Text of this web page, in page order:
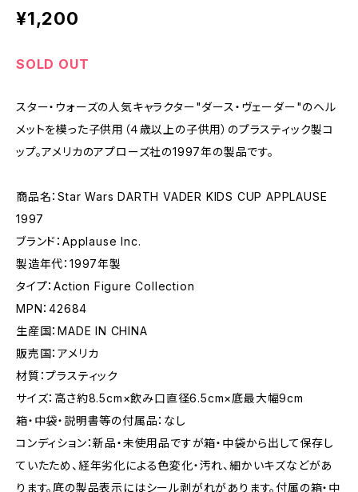
¥1,200
SOLD OUT
スター・ウォーズの人気キャラクター"ダース・ヴェーダー"のヘル
メットを模った子供用（４歳以上の子供用）のプラスティック製コ
ップ。アメリカのアプローズ社の1997年の製品です。
商品名：Star Wars DARTH VADER KIDS CUP APPLAUSE
1997
ブランド：Applause Inc.
製造年代：1997年製
タイプ：Action Figure Collection
MPN：42684
生産国：MADE IN CHINA
販売国：アメリカ
材質：プラスティック
サイズ：高さ約8.5cm×飲み口直径6.5cm×底最大幅9cm
箱・中袋・説明書等の付属品：なし
コンディション：新品・未使用品ですが箱・中袋から出して保存し
ていたため、経年劣化による色変化・汚れ、細かいキズなどがあ
ります。底の製品表示にはシール剥がれがあります。付属の箱・中